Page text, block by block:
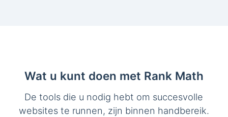
Wat u kunt doen met Rank Math
De tools die u nodig hebt om succesvolle
websites te runnen, zijn binnen handbereik.